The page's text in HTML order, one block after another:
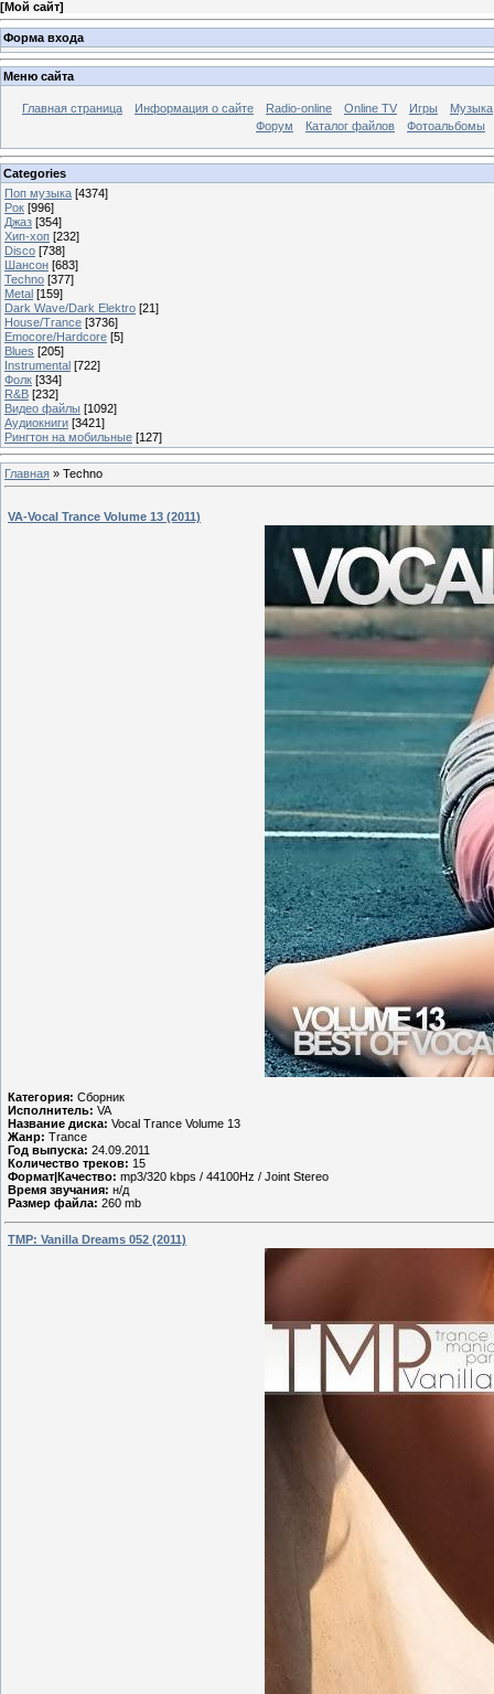
[Мой сайт]
Форма входа
Меню сайта
Главная страница Информация о сайте Radio-online Online TV Игры
Музыка
Форум
Каталог файлов Фотоальбомы
Categories
Поп музыка [4374]
Рок [996]
Джаз [354]
Хип-хоп [232]
Disco [738]
Шансон [683]
Techno [377]
Metal [159]
Dark Wave/Dark Elektro [21]
House/Trance [3736]
Emocore/Hardcore [5]
Blues [205]
Instrumental [722]
Фолк [334]
R&B [232]
Видео файлы [1092]
Аудиокниги [3421]
Рингтон на мобильные [127]
Главная » Techno
VA-Vocal Trance Volume 13 (2011)
Категория: Сборник
Исполнитель: VA
Название диска: Vocal Trance Volume 13
Жанр: Trance
Год выпуска: 24.09.2011
Количество треков: 15
Формат|Качество: mp3/320 kbps / 44100Hz / Joint Stereo
Время звучания: н/д
Размер файла: 260 mb
TMP: Vanilla Dreams 052 (2011)